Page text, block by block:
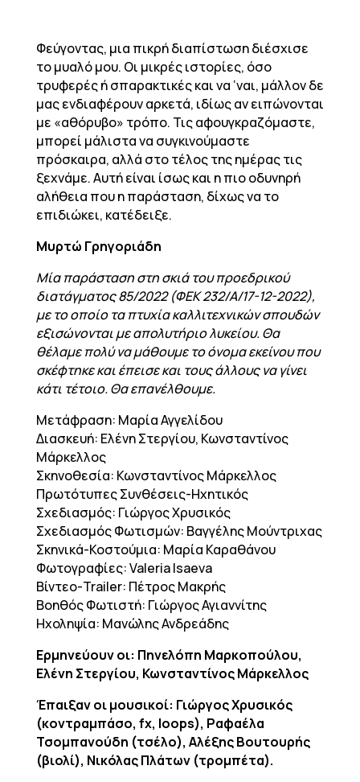
Φεύγοντας, μια πικρή διαπίστωση διέσχισε
το μυαλό μου. Οι μικρές ιστορίες, όσο
τρυφερές ή σπαρακτικές και να ‘ναι, μάλλον δε
μας ενδιαφέρουν αρκετά, ιδίως αν ειπώνονται
με «αθόρυβο» τρόπο. Τις αφουγκραζόμαστε,
μπορεί μάλιστα να συγκινούμαστε
πρόσκαιρα, αλλά στο τέλος της ημέρας τις
ξεχνάμε. Αυτή είναι ίσως και η πιο οδυνηρή
αλήθεια που η παράσταση, δίχως να το
επιδιώκει, κατέδειξε.
Μυρτώ Γρηγοριάδη
Μία παράσταση στη σκιά του προεδρικού
διατάγματος 85/2022 (ΦΕΚ 232/Α/17-12-2022),
με το οποίο τα πτυχία καλλιτεχνικών σπουδών
εξισώνονται με απολυτήριο λυκείου. Θα
θέλαμε πολύ να μάθουμε το όνομα εκείνου που
σκέφτηκε και έπεισε και τους άλλους να γίνει
κάτι τέτοιο. Θα επανέλθουμε.
Μετάφραση: Μαρία Αγγελίδου
Διασκευή: Ελένη Στεργίου, Κωνσταντίνος
Μάρκελλος
Σκηνοθεσία: Κωνσταντίνος Μάρκελλος
Πρωτότυπες Συνθέσεις-Ηχητικός
Σχεδιασμός: Γιώργος Χρυσικός
Σχεδιασμός Φωτισμών: Βαγγέλης Μούντριχας
Σκηνικά-Κοστούμια: Μαρία Καραθάνου
Φωτογραφίες: Valeria Isaeva
Βίντεο-Trailer: Πέτρος Μακρής
Βοηθός Φωτιστή: Γιώργος Αγιαννίτης
Ηχοληψία: Μανώλης Ανδρεάδης
Ερμηνεύουν οι: Πηνελόπη Μαρκοπούλου,
Ελένη Στεργίου, Κωνσταντίνος Μάρκελλος
Έπαιξαν οι μουσικοί: Γιώργος Χρυσικός
(κοντραμπάσο, fx, loops), Ραφαέλα
Τσομπανούδη (τσέλο), Αλέξης Βουτουρής
(βιολί), Νικόλας Πλάτων (τρομπέτα).